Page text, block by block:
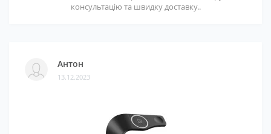
консультацію та швидку доставку..
Антон
13.12.2023